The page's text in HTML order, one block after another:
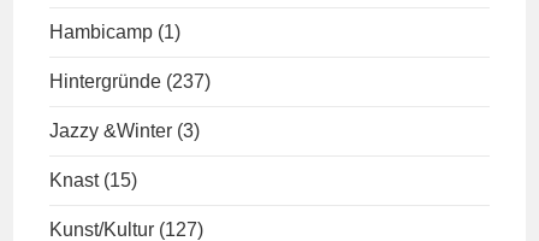
Hambicamp (1)
Hintergründe (237)
Jazzy &Winter (3)
Knast (15)
Kunst/Kultur (127)